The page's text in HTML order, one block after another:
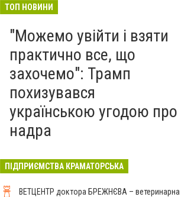
ТОП НОВИНИ
"Можемо увійти і взяти
практично все, що
захочемо": Трамп
похизувався
українською угодою про
надра
ПІДПРИЄМСТВА КРАМАТОРСЬКА
ВЕТЦЕНТР доктора БРЕЖНЄВА – ветеринарна